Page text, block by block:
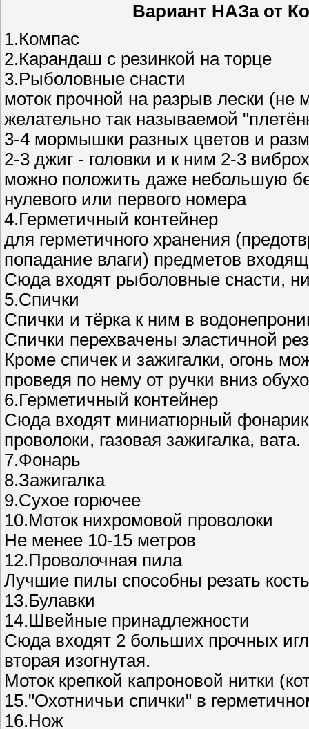
Вариант НАЗa от
1.Компас
2.Карандаш с резинкой на торце
3.Рыболовные снасти
моток прочной на разрыв лески (не
желательно так называемой
3-4 мормышки разных цветов и
2-3 джиг - головки и к ним 2-3
можно положить даже небольшую
нулевого или первого номера
4.Герметичный контейнер
для герметичного хранения
попадание влаги) предметов
Сюда входят рыболовные снасти,
5.Спички
Спички и тёрка к ним в
Спички перехвачены эластичной
Кроме спичек и зажигалки, огонь
проведя по нему от ручки вниз
6.Герметичный контейнер
Сюда входят миниатюрный
проволоки, газовая зажигалка, вата.
7.Фонарь
8.Зажигалка
9.Сухое горючее
10.Моток нихромовой проволоки
Не менее 10-15 метров
12.Проволочная пила
Лучшие пилы способны резать
13.Булавки
14.Швейные принадлежности
Сюда входят 2 больших прочных
вторая изогнутая.
Моток крепкой капроновой нитки
15."Охотничьи спички" в
16.Нож